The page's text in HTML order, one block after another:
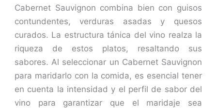
Cabernet Sauvignon combina bien con guisos
contundentes, verduras asadas y quesos
curados. La estructura tánica del vino realza la
riqueza de estos platos, resaltando sus
sabores. Al seleccionar un Cabernet Sauvignon
para maridarlo con la comida, es esencial tener
en cuenta la intensidad y el perfil de sabor del
vino para garantizar que el maridaje sea